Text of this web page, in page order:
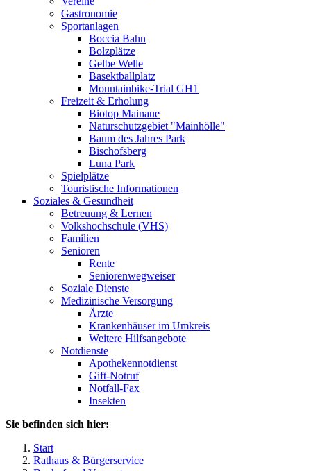
Gastronomie
Sportanlagen
Boccia Bahn
Bolzplätze
Gelbe Welle
Basektballplatz
Mountainbike-Trial GH1
Freizeit & Erholung
Biotop Mainaue
Naturschutzgebiet "Mainhölle"
Baum des Jahres Park
Bischofsberg
Luna Park
Spielplätze
Touristische Informationen
Soziales & Gesundheit
Betreuung & Lernen
Volkshochschule (VHS)
Familien
Senioren
Rente
Seniorenwegweiser
Soziale Dienste
Medizinische Versorgung
Ärzte
Krankenhäuser im Umkreis
Weitere Hilfsangebote
Notdienste
Apothekennotdienst
Gift-Notruf
Notfall-Fax
Insekten
Sie befinden sich hier:
Start
Rathaus & Bürgerservice